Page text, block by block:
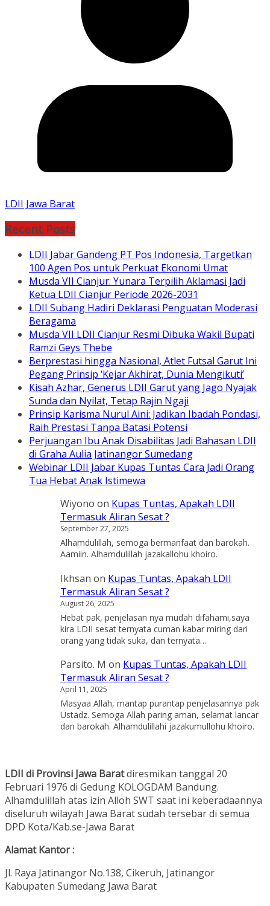
LDII Jawa Barat
Recent Posts
LDII Jabar Gandeng PT Pos Indonesia, Targetkan
100 Agen Pos untuk Perkuat Ekonomi Umat
Musda VII Cianjur: Yunara Terpilih Aklamasi Jadi
Ketua LDII Cianjur Periode 2026-2031
LDII Subang Hadiri Deklarasi Penguatan Moderasi
Beragama
Musda VII LDII Cianjur Resmi Dibuka Wakil Bupati
Ramzi Geys Thebe
Berprestasi hingga Nasional, Atlet Futsal Garut Ini
Pegang Prinsip ‘Kejar Akhirat, Dunia Mengikuti’
Kisah Azhar, Generus LDII Garut yang Jago Nyajak
Sunda dan Nyilat, Tetap Rajin Ngaji
Prinsip Karisma Nurul Aini: Jadikan Ibadah Pondasi,
Raih Prestasi Tanpa Batasi Potensi
Perjuangan Ibu Anak Disabilitas Jadi Bahasan LDII
di Graha Aulia Jatinangor Sumedang
Webinar LDII Jabar Kupas Tuntas Cara Jadi Orang
Tua Hebat Anak Istimewa
Wiyono on Kupas Tuntas, Apakah LDII
Termasuk Aliran Sesat ?
September 27, 2025
Alhamdulillah, semoga bermanfaat dan barokah.
Aamiin. Alhamdulillah jazakallohu khoiro.
Ikhsan on Kupas Tuntas, Apakah LDII
Termasuk Aliran Sesat ?
August 26, 2025
Hebat pak, penjelasan nya mudah difahami,saya
kira LDII sesat ternyata cuman kabar miring dari
orang yang tidak suka, dan ternyata…
Parsito. M on Kupas Tuntas, Apakah LDII
Termasuk Aliran Sesat ?
April 11, 2025
Masyaa Allah, mantap purantap penjelasannya pak
Ustadz. Semoga Allah paring aman, selamat lancar
dan barokah. Alhamdulillahi jazakumullohu khoiro.
LDII di Provinsi Jawa Baratdiresmikan tanggal 20
Februari 1976 di Gedung KOLOGDAM Bandung.
Alhamdulillah atas izin Alloh SWT saat ini keberadaannya
diseluruh wilayah Jawa Barat sudah tersebar di semua
DPD Kota/Kab.se-Jawa Barat
Alamat Kantor :
Jl. Raya Jatinangor No.138, Cikeruh, Jatinangor
Kabupaten Sumedang Jawa Barat